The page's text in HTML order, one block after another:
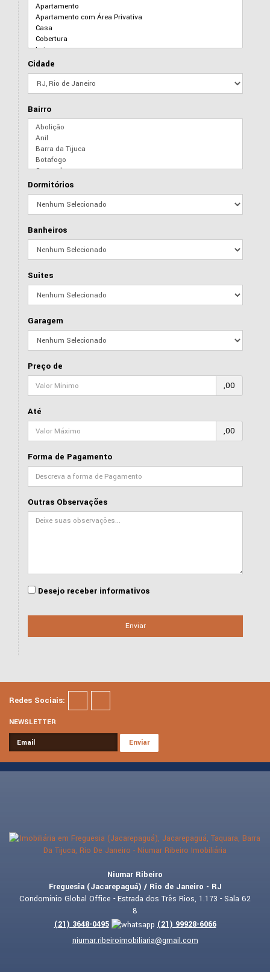
Cidade
Bairro
Dormitórios
Banheiros
Suites
Garagem
Preço de
,00
Até
,00
Forma de Pagamento
Outras Observações
Desejo receber informativos
Enviar
Redes Sociais:
NEWSLETTER
Niumar Ribeiro
Freguesia (Jacarepaguá) / Rio de Janeiro - RJ
Condomínio Global Office - Estrada dos Três Rios, 1.173 - Sala 62
8
(21) 3648-0495 (21) 99928-6066
niumar.ribeiroimobiliaria@gmail.com